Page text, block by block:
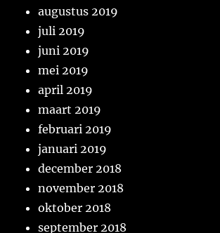
augustus 2019
juli 2019
juni 2019
mei 2019
april 2019
maart 2019
februari 2019
januari 2019
december 2018
november 2018
oktober 2018
september 2018